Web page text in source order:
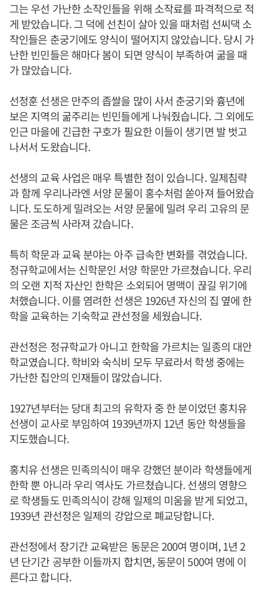
그는 우선 가난한 소작인들을 위해 소작료를 파격적으로 적
게 받았습니다. 그 덕에 선친이 살아 있을 때처럼 선씨댁 소
작인들은 춘궁기에도 양식이 떨어지지 않았습니다. 당시 가
난한 빈민들은 해마다 봄이 되면 양식이 부족하여 굶을 때
가 많았습니다.
선정훈 선생은 만주의 좁쌀을 많이 사서 춘궁기와 흉년에
보은 지역의 굶주리는 빈민들에게 나눠줬습니다. 그 외에도
인근 마을에 긴급한 구호가 필요한 이들이 생기면 발 벗고
나서서 도왔습니다.
선생의 교육 사업은 매우 특별한 점이 있습니다. 일제침략
과 함께 우리나라엔 서양 문물이 홍수처럼 쏟아져 들어왔습
니다. 도도하게 밀려오는 서양 문물에 밀려 우리 고유의 문
물은 조금씩 사라져 갔습니다.
특히 학문과 교육 분야는 아주 급속한 변화를 겪었습니다.
정규학교에서는 신학문인 서양 학문만 가르쳤습니다. 우리
의 오랜 지적 자산인 한학은 소외되어 명맥이 끊길 위기에
처했습니다. 이를 염려한 선생은 1926년 자신의 집 옆에 한
학을 교육하는 기숙학교 관선정을 세웠습니다.
관선정은 정규학교가 아니고 한학을 가르치는 일종의 대안
학교였습니다. 학비와 숙식비 모두 무료라서 학생 중에는
가난한 집안의 인재들이 많았습니다.
1927년부터는 당대 최고의 유학자 중 한 분이었던 홍치유
선생이 교사로 부임하여 1939년까지 12년 동안 학생들을
지도했습니다.
홍치유 선생은 민족의식이 매우 강했던 분이라 학생들에게
한학 뿐 아니라 우리 역사도 가르쳤습니다. 선생의 영향으
로 학생들도 민족의식이 강해 일제의 미움을 받게 되었고,
1939년 관선정은 일제의 강압으로 폐교당합니다.
관선정에서 장기간 교육받은 동문은 200여 명이며, 1년 2
년 단기간 공부한 이들까지 합치면, 동문이 500여 명에 이
른다고 합니다.